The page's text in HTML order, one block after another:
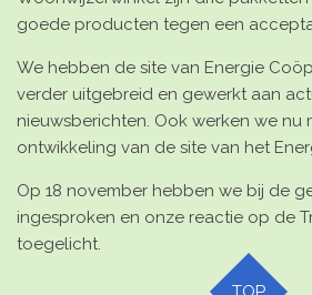
goede producten tegen een
We hebben de site van Energie
verder uitgebreid en gewerkt aan
nieuwsberichten. Ook werken we nu
ontwikkeling van de site van het
Op 18 november hebben we bij de
ingesproken en onze reactie op de
toegelicht.